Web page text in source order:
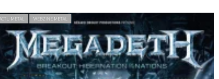
METAL WEBZINE METAL